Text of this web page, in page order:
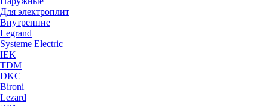
Для электроплит
Внутренние
Legrand
Systeme Electric
IEK
TDM
DKC
Bironi
Lezard